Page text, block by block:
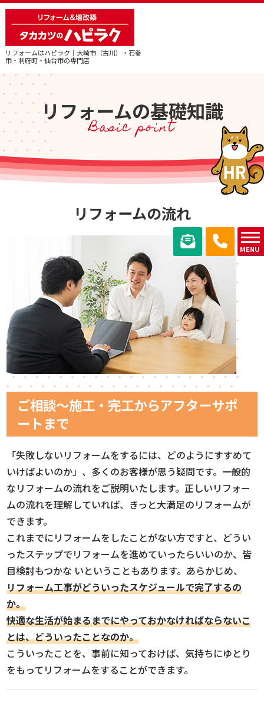
リフォームはハピラク｜大崎市（古川）・石巻
市・利府町・仙台市の専門店
MENU
リフォームの基礎知識
Basic point
リフォームの流れ
ご相談～施工・完工からアフターサポ
ートまで
「失敗しないリフォームをするには、どのようにすすめて
いけばよいのか」、多くのお客様が思う疑問です。一般的
なリフォームの流れをご説明いたします。正しいリフォー
ムの流れを理解していれば、きっと大満足のリフォームが
できます。
これまでにリフォームをしたことがない方ですと、どうい
ったステップでリフォームを進めていったらいいのか、皆
目検討もつかな いということもあります。あらかじめ、
リフォーム工事がどういったスケジュールで完了するの
か。
快適な生活が始まるまでにやっておかなければならないこ
とは、どういったことなのか。
こういったことを、事前に知っておけば、気持ちにゆとり
をもってリフォームをすることができます。